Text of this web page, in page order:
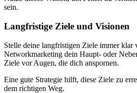
sein.
Langfristige Ziele und Visionen
Stelle deine langfristigen Ziele immer klar
Networkmarketing dein Haupt- oder
Ziele vor Augen, die dich anspornen.
Eine gute Strategie hilft, diese Ziele zu
dem richtigen Weg.